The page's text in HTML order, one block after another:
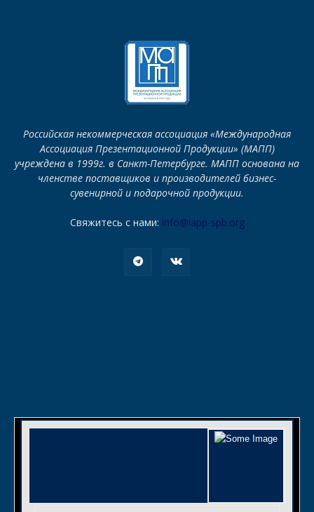
Российская некоммерческая ассоциация «Международная
Ассоциация Презентационной Продукции» (МАПП)
учреждена в 1999г. в Санкт-Петербурге. МАПП основана на
членстве поставщиков и производителей бизнес-
сувенирной и подарочной продукции.
Свяжитесь с нами: info@iapp-spb.org